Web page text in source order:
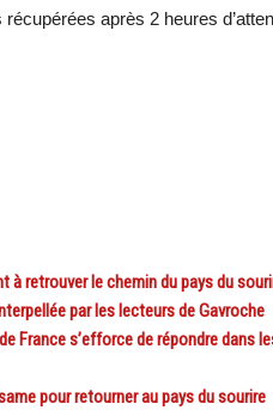
après 2 heures
à retrouver le chemin du pays du
par les lecteurs de Gavroche
France s’efforce de répondre dans
pour retourner au pays du sourire